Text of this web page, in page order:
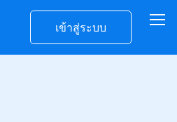
เข้าสู่ระบบ